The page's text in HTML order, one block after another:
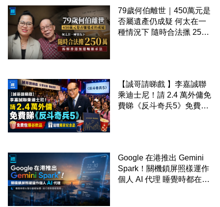
79歲何伯離世｜450萬元是
否屬遺產仍成疑 何太在一
種情況下 隨時合法擸 250
【誠哥請睇戲 】李嘉誠聯
乘迪士尼！請 2.4 萬外傭免
費睇《反斗奇兵5》免費包
Google 在港推出 Gemini
Spark！關機鎖屏照樣運作
個人 AI 代理 睡覺時都在幫